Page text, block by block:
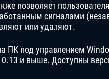
позволяет
сигналами
или удаляют.
ПК под управлением
и выше. Доступны